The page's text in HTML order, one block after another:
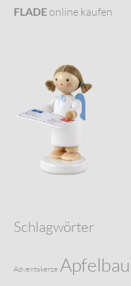
FLADE online kaufen
Schlagwörter
Adventskerze